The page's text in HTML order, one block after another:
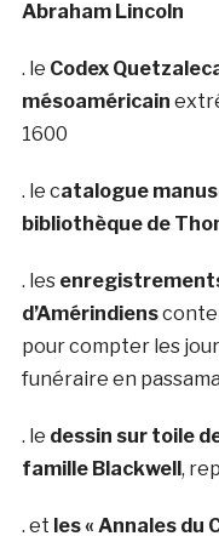
Abraham Lincoln
. le Codex
mésoaméricain
1600
. le catalogue
bibliothèque de
. les
d’Amérindiens
pour compter les
funéraire en
. le dessin sur toile
famille Blackwell ,
. et les « Annales du